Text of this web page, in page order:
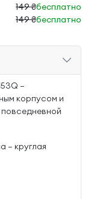
149 ₴бесплатно
149 ₴бесплатно
—
корпусом и
— круглая